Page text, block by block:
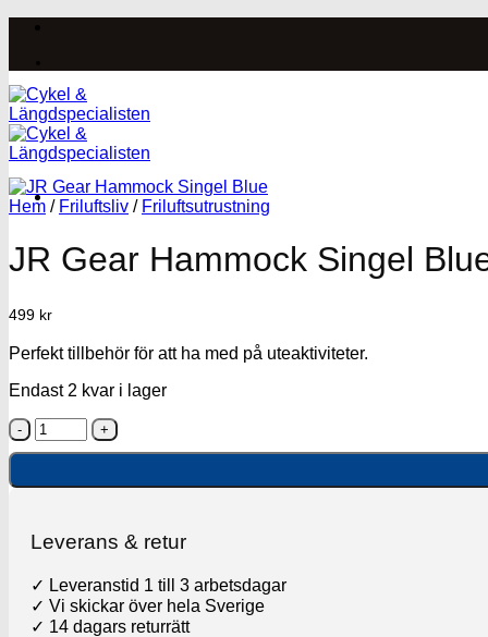
Hem / Friluftsliv / Friluftsutrustning
JR Gear Hammock Singel
499 kr
Perfekt tillbehör för att ha med på uteaktiviteter.
Endast 2 kvar i lager
JR
Gear
Singel
Leverans & retur
✓ Leveranstid 1 till 3 arbetsdagar
✓ Vi skickar över hela Sverige
✓ 14 dagars returrätt